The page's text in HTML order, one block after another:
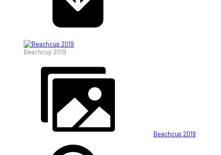
Beachcup 2019
Beachcup 2019